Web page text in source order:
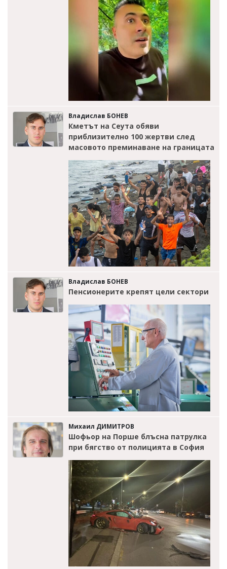
Владислав БОНЕВ
Кметът на Сеута обяви
приблизително 100 жертви след
масовото преминаване на границата
Владислав БОНЕВ
Пенсионерите крепят цели сектори
Михаил ДИМИТРОВ
Шофьор на Порше блъсна патрулка
при бягство от полицията в София